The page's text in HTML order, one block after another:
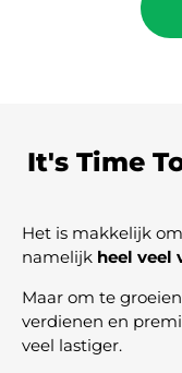
It's Time
Het is makkelijk
namelijk heel veel
Maar om te
verdienen en
veel lastiger.